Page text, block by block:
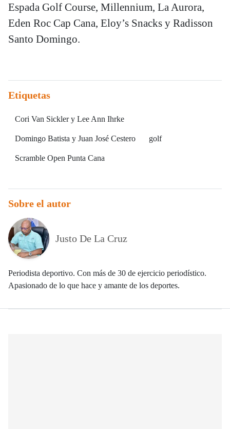
Espada Golf Course, Millennium, La Aurora,
Eden Roc Cap Cana, Eloy’s Snacks y Radisson
Santo Domingo.
Etiquetas
Cori Van Sickler y Lee Ann Ihrke
Domingo Batista y Juan José Cestero golf
Scramble Open Punta Cana
Sobre el autor
Justo De La Cruz
Periodista deportivo. Con más de 30 de ejercicio periodístico.
Apasionado de lo que hace y amante de los deportes.